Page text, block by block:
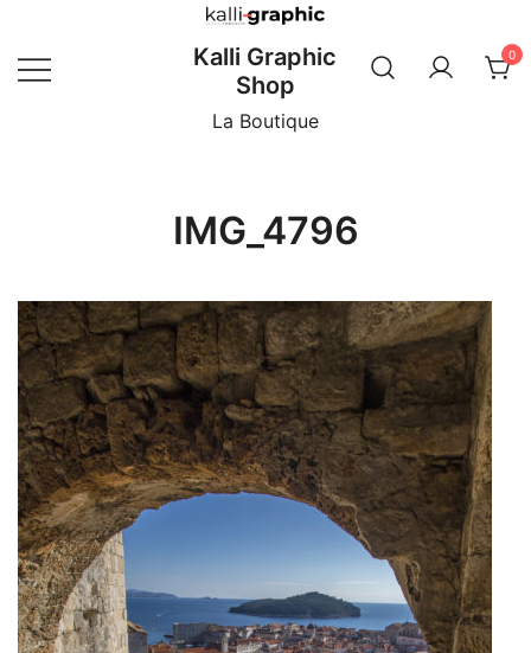
content
Kalli Graphic
Shop
La Boutique
0
IMG_4796